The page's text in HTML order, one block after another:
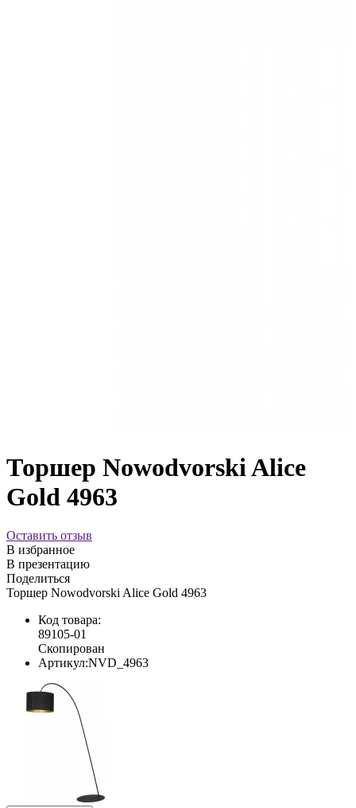
Торшер Nowodvorski Alice
Gold 4963
Оставить отзыв
В избранное
В презентацию
Поделиться
Торшер Nowodvorski Alice Gold 4963
Код товара:
89105-01
Скопирован
Артикул:NVD_4963